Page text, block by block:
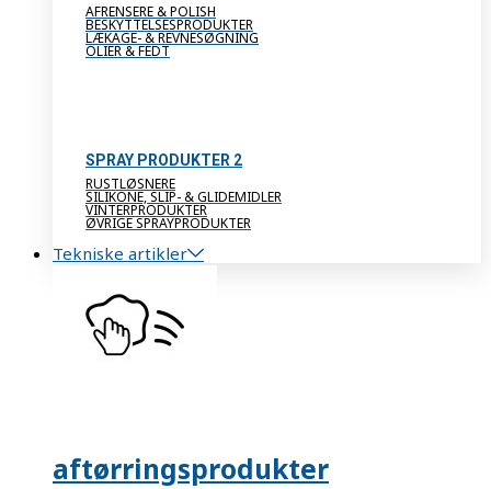
AFRENSERE & POLISH
BESKYTTELSESPRODUKTER
LÆKAGE- & REVNESØGNING
OLIER & FEDT
SPRAY PRODUKTER 2
RUSTLØSNERE
SILIKONE, SLIP- & GLIDEMIDLER
VINTERPRODUKTER
ØVRIGE SPRAYPRODUKTER
Tekniske artikler
aftørringsprodukter